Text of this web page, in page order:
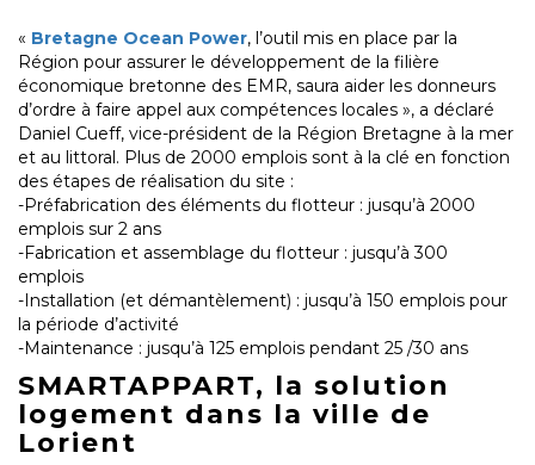
« Bretagne Ocean Power, l’outil mis en place par la
Région pour assurer le développement de la filière
économique bretonne des EMR, saura aider les donneurs
d’ordre à faire appel aux compétences locales », a déclaré
Daniel Cueff, vice-président de la Région Bretagne à la mer
et au littoral. Plus de 2000 emplois sont à la clé en fonction
des étapes de réalisation du site :
-Préfabrication des éléments du flotteur : jusqu’à 2000
emplois sur 2 ans
-Fabrication et assemblage du flotteur : jusqu’à 300
emplois
-Installation (et démantèlement) : jusqu’à 150 emplois pour
la période d’activité
-Maintenance : jusqu’à 125 emplois pendant 25 /30 ans
SMARTAPPART, la solution
logement dans la ville de
Lorient